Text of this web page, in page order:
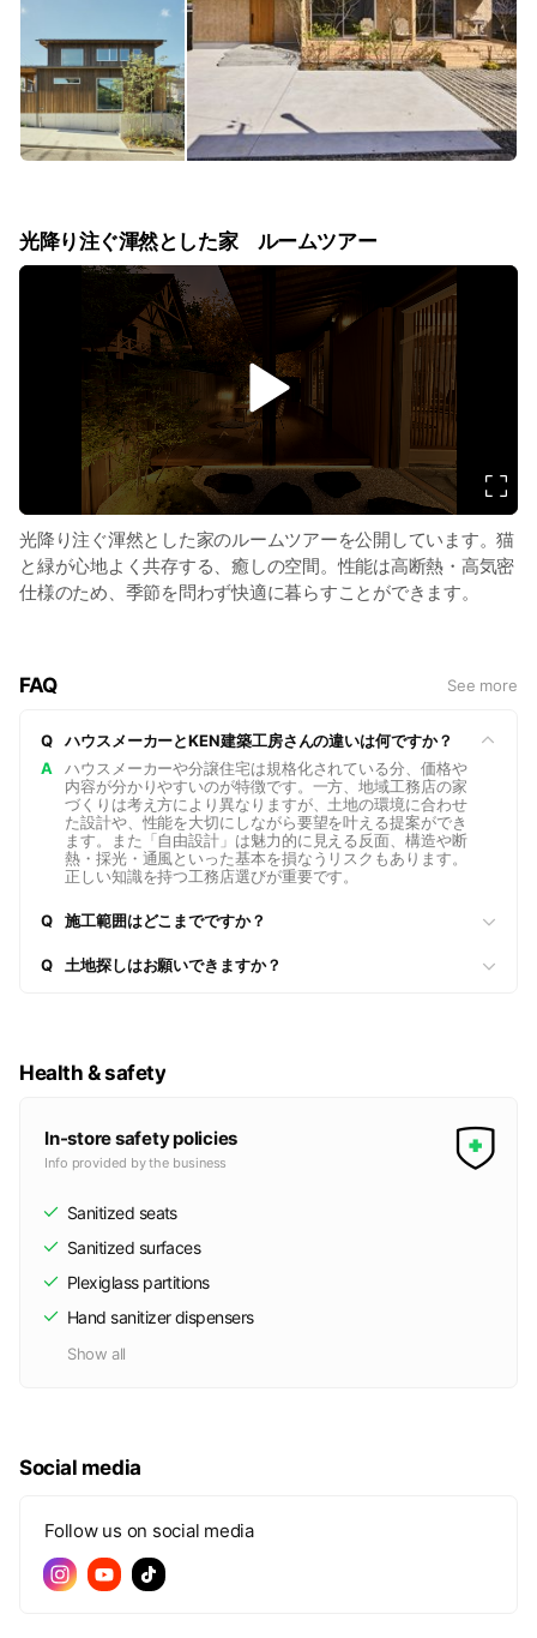
光降り注ぐ渾然とした家 ルームツアー
v
i
d
e
o
光降り注ぐ渾然とした家のルームツアーを公開しています。猫
と緑が心地よく共存する、癒しの空間。性能は高断熱・高気密
仕様のため、季節を問わず快適に暮らすことができます。
FAQ See more
Q
ハウスメーカーとKEN建築工房さんの違いは何ですか？
A
ハウスメーカーや分譲住宅は規格化されている分、価格や
内容が分かりやすいのが特徴です。一方、地域工務店の家
づくりは考え方により異なりますが、土地の環境に合わせ
た設計や、性能を大切にしながら要望を叶える提案ができ
ます。また「自由設計」は魅力的に見える反面、構造や断
熱・採光・通風といった基本を損なうリスクもあります。
正しい知識を持つ工務店選びが重要です。
Q 施工範囲はどこまでですか？
Q 土地探しはお願いできますか？
Health & safety
In-store safety policies
Info provided by the business
Sanitized seats
Sanitized surfaces
Plexiglass partitions
Hand sanitizer dispensers
Show all
Social media
Follow us on social media